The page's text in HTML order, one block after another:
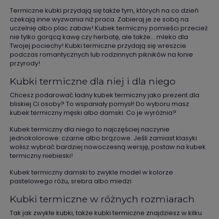
Termiczne kubki przydają się także tym, których na co dzień
czekają inne wyzwania niż praca. Zabieraj je ze sobą na
uczelnię albo plac zabaw! Kubek termiczny pomieści przecież
nie tylko gorącą kawę czy herbatę, ale także… mleko dla
Twojej pociechy! Kubki termiczne przydają się wreszcie
podczas romantycznych lub rodzinnych pikników na łonie
przyrody!
Kubki termiczne dla niej i dla niego
Chcesz podarować ładny kubek termiczny jako prezent dla
bliskiej Ci osoby? To wspaniały pomysł! Do wyboru masz
kubek termiczny męski albo damski. Co je wyróżnia?
Kubek termiczny dla niego to najczęściej naczynie
jednokolorowe: czarne albo brązowe. Jeśli zamiast klasyki
wolisz wybrać bardziej nowoczesną wersję, postaw na kubek
termiczny niebieski!
Kubek termiczny damski to zwykle model w kolorze
pastelowego różu, srebra albo miedzi.
Kubki termiczne w różnych rozmiarach
Tak jak zwykłe kubki, także kubki termiczne znajdziesz w kilku